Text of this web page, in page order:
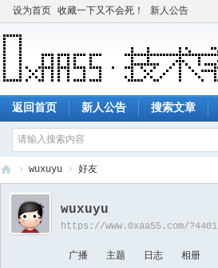
设为首页 收藏一下又不会死！ 新人公告
返回首页 新人公告 搜索文章
技
宅
› wuxuyu › 好友
wuxuyu
https://www.0xaa55.com/?4401
广播 主题 日志 相册